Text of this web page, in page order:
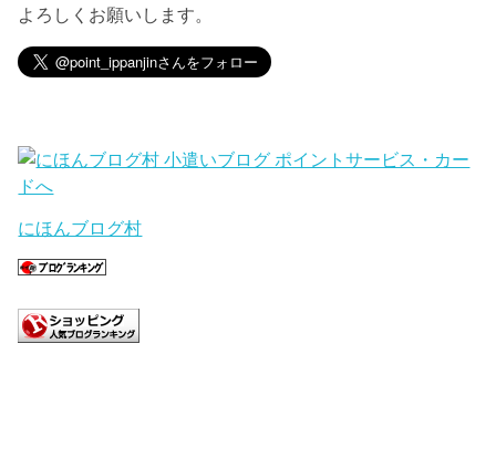
よろしくお願いします。
にほんブログ村